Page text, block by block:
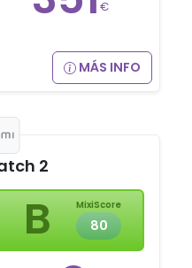
€
MÁS INFO
2
B MixiScore
80